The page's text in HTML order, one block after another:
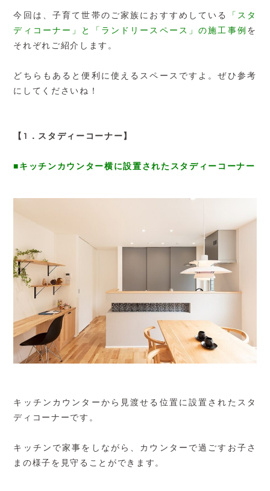
今回は、子育て世帯のご家族におすすめしている
「スタ
ディコーナー」と「ランドリースペース」の施工事例 を
それぞれご紹介します。
どちらもあると便利に使えるスペースですよ。ぜひ参考
にしてくださいね！
【1．スタディーコーナー】
■キッチンカウンター横に設置されたスタディーコーナー
キッチンカウンターから見渡せる位置に設置されたスタ
ディコーナーです。
キッチンで家事をしながら、カウンターで過ごすお子さ
まの様子を見守ることができます。